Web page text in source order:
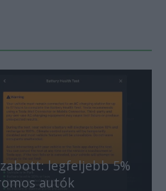
legfeljebb 5%
autók